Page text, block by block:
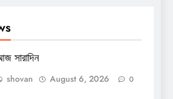
সারাদিন
shovan August 6, 2026 0